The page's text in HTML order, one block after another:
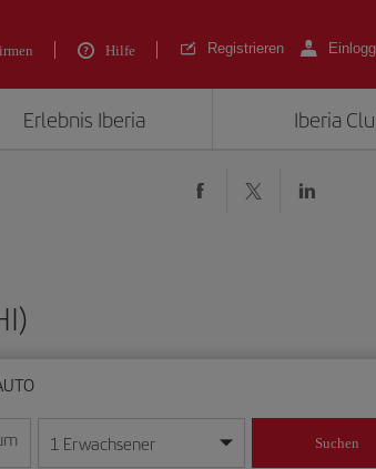
Hilfe Registrieren
Erlebnis Iberia Iberia
Jahr ein
im Format Tag/Monat/Jahr ein
1 Erwachsener Suchen